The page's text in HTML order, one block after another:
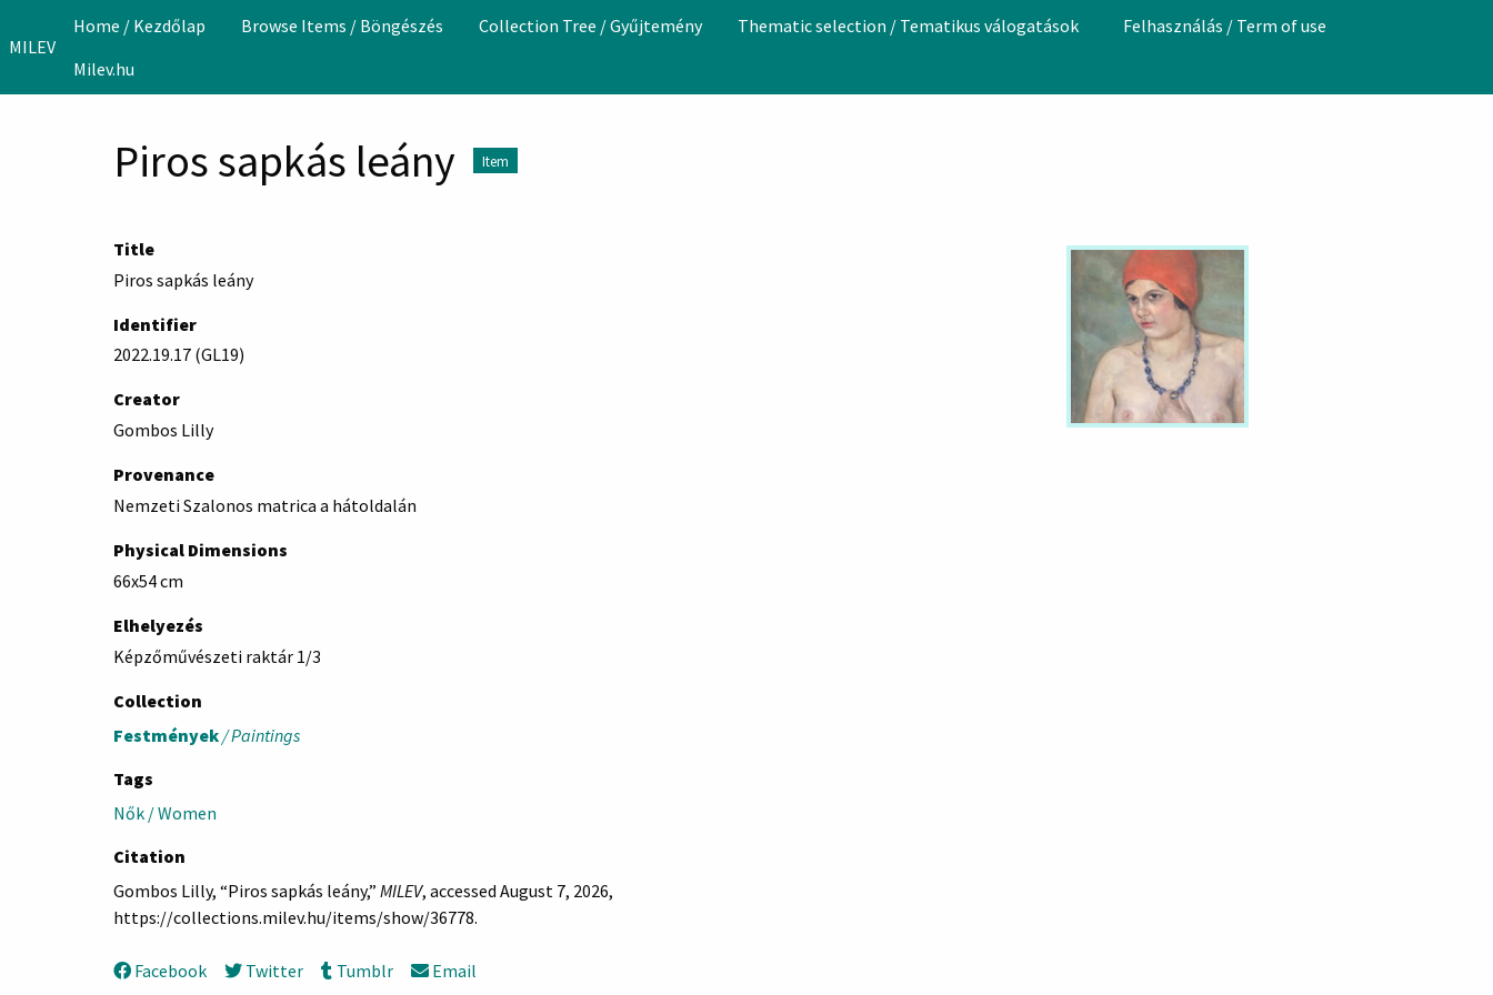
MILEV
Home / Kezdőlap Browse Items / Böngészés Collection Tree / Gyűjtemény Thematic selection / Tematikus válogatások
Felhasználás / Term of use
Milev.hu
Piros sapkás leány Item
Title
Piros sapkás leány
Identifier
2022.19.17 (GL19)
Creator
Gombos Lilly
Provenance
Nemzeti Szalonos matrica a hátoldalán
Physical Dimensions
66x54 cm
Elhelyezés
Képzőművészeti raktár 1/3
Collection
Festmények / Paintings
Tags
Nők / Women
Citation
Gombos Lilly, “Piros sapkás leány,” MILEV, accessed August 7, 2026,
https://collections.milev.hu/items/show/36778.
Facebook Twitter Tumblr Email